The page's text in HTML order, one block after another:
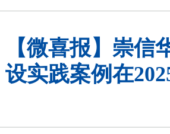
【微喜报】崇
设实践案例在